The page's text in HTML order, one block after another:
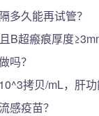
多久能再试管？
B超瘢痕厚度
吗？
拷贝/mL，肝
感疫苗？